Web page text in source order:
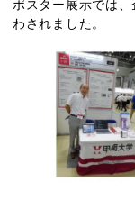
わされました。